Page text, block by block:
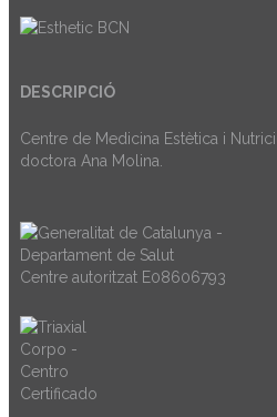
DESCRIPCIÓ
Centre de Medicina Estètica i
doctora Ana Molina.
Centre autoritzat E08606793